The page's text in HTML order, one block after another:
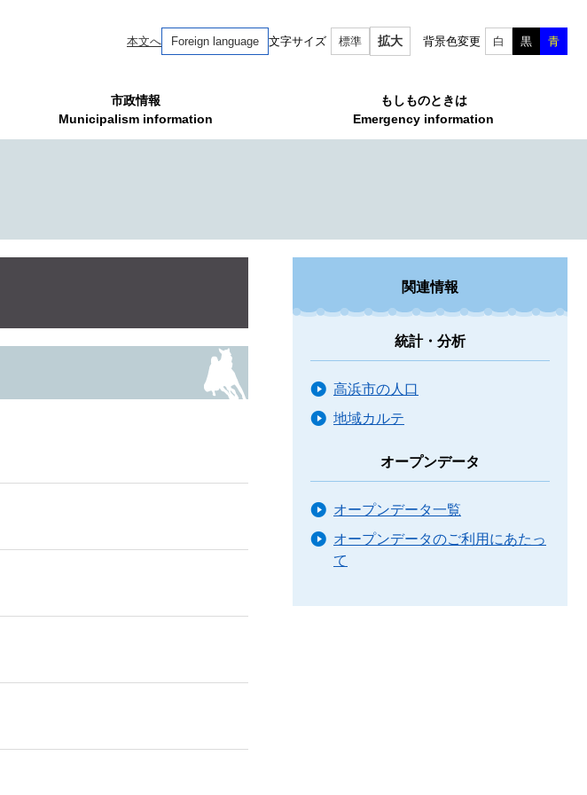
本文へ Foreign language 文字サイズ 標準 拡大 背景色変更 白 黒 青
市政情報
Municipalism information
もしものときは
Emergency information
関連情報
統計・分析
高浜市の人口
地域カルテ
オープンデータ
オープンデータ一覧
オープンデータのご利用にあたっ
て